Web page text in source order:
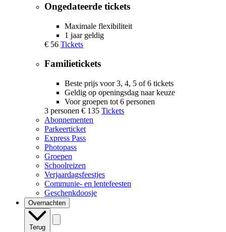
Ongedateerde tickets
Maximale flexibiliteit
1 jaar geldig
€ 56 Tickets
Familietickets
Beste prijs voor 3, 4, 5 of 6 tickets
Geldig op openingsdag naar keuze
Voor groepen tot 6 personen
3 personen € 135 Tickets
Abonnementen
Parkeerticket
Express Pass
Photopass
Groepen
Schoolreizen
Verjaardagsfeestjes
Communie- en lentefeesten
Geschenkdoosje
Overnachten
Terug